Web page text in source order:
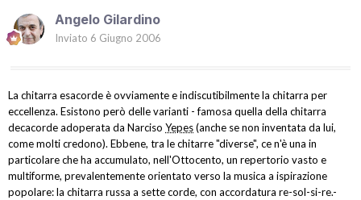
Angelo Gilardino
Inviato 6 Giugno 2006
La chitarra esacorde è ovviamente e indiscutibilmente la chitarra per
eccellenza. Esistono però delle varianti - famosa quella della chitarra
decacorde adoperata da Narciso Yepes(anche se non inventata da lui,
come molti credono). Ebbene, tra le chitarre "diverse", ce n'è una in
particolare che ha accumulato, nell'Ottocento, un repertorio vasto e
multiforme, prevalentemente orientato verso la musica a ispirazione
popolare: la chitarra russa a sette corde, con accordatura re-sol-si-re.-